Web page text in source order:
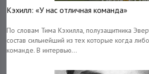
Кэхилл: «У нас отличная команда»
По словам Тима Кэхилла, полузащитника
состав сильнейший из тех которые когда
команде. В интервью...